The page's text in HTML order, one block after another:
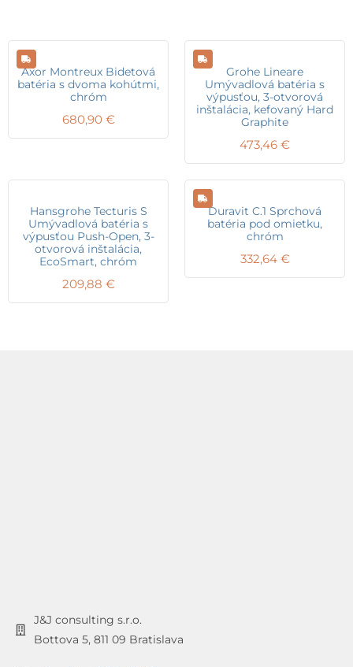
Axor Montreux Bidetová
batéria s dvoma kohútmi,
chróm
680,90 €
Grohe Lineare
Umývadlová batéria s
výpusťou, 3-otvorová
inštalácia, kefovaný Hard
Graphite
473,46 €
Hansgrohe Tecturis S
Umývadlová batéria s
výpusťou Push-Open, 3-
otvorová inštalácia,
EcoSmart, chróm
209,88 €
Duravit C.1 Sprchová
batéria pod omietku,
chróm
332,64 €
J&J consulting s.r.o.
Bottova 5, 811 09 Bratislava